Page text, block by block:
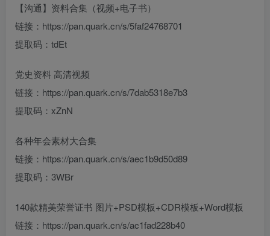
【沟通】资料合集（视频+电子书）
链接：https://pan.quark.cn/s/5faf24768701
提取码：tdEt
党史资料 高清视频
链接：https://pan.quark.cn/s/7dab5318e7b3
提取码：xZnN
各种年会素材大合集
链接：https://pan.quark.cn/s/aec1b9d50d89
提取码：3WBr
140款精美荣誉证书 图片+PSD模板+CDR模板+Word模板
链接：https://pan.quark.cn/s/ac1fad228b40